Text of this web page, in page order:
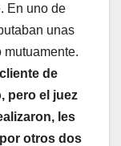
En uno de
unas
de
pero el juez
les
otros dos